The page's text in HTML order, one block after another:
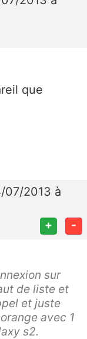
que
07/2013 à
+ -
sur
de liste et
et juste
avec 1
s2.